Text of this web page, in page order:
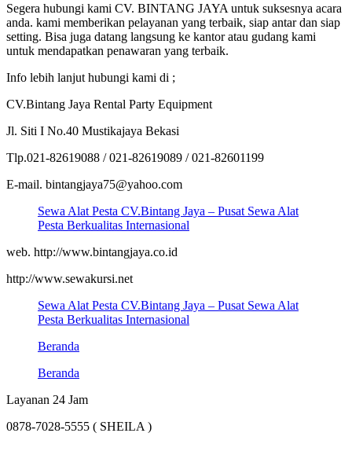
Segera hubungi kami CV. BINTANG JAYA untuk suksesnya acara
anda. kami memberikan pelayanan yang terbaik, siap antar dan siap
setting. Bisa juga datang langsung ke kantor atau gudang kami
untuk mendapatkan penawaran yang terbaik.
Info lebih lanjut hubungi kami di ;
CV.Bintang Jaya Rental Party Equipment
Jl. Siti I No.40 Mustikajaya Bekasi
Tlp.021-82619088 / 021-82619089 / 021-82601199
E-mail. bintangjaya75@yahoo.com
Sewa Alat Pesta CV.Bintang Jaya – Pusat Sewa Alat
Pesta Berkualitas Internasional
web. http://www.bintangjaya.co.id
http://www.sewakursi.net
Sewa Alat Pesta CV.Bintang Jaya – Pusat Sewa Alat
Pesta Berkualitas Internasional
Beranda
Beranda
Layanan 24 Jam
0878-7028-5555 ( SHEILA )